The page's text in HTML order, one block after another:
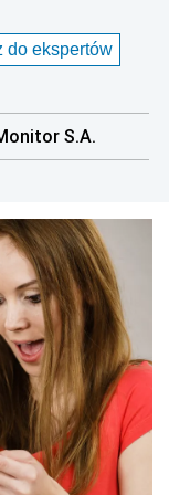
do ekspertów
S.A.